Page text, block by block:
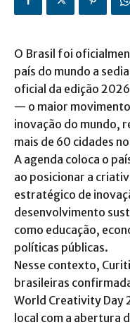
O Brasil foi
país do mundo a
oficial da edição
— o maior
inovação do mundo,
mais de 60 cidades
A agenda coloca o
ao posicionar a
estratégico de
desenvolvimento
como educação,
políticas públicas.
Nesse contexto,
brasileiras
World Creativity Day
local com a abertura